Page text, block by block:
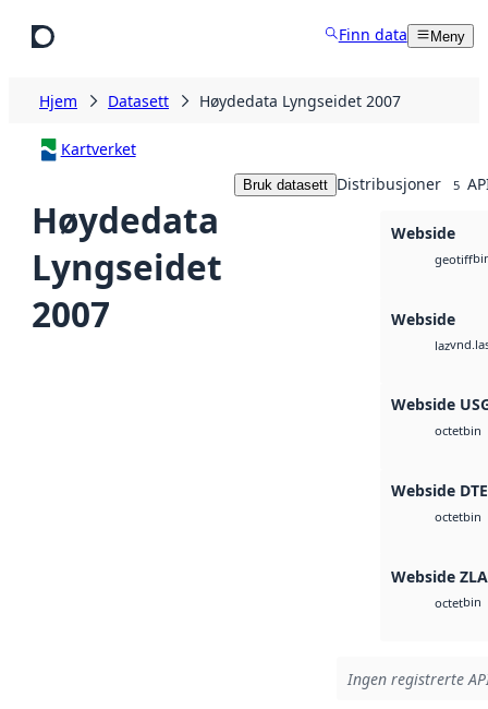
Finn data Meny
Hjem Datasett Høydedata Lyngseidet 2007
Kartverket
Høydedata
Lyngseidet
2007
Bruk datasett Distribusjoner 5
Webside
geotiff
Webside
laz
Webside
octetbin
Webside
octetbin
Webside
octetbin
Ingen registrerte